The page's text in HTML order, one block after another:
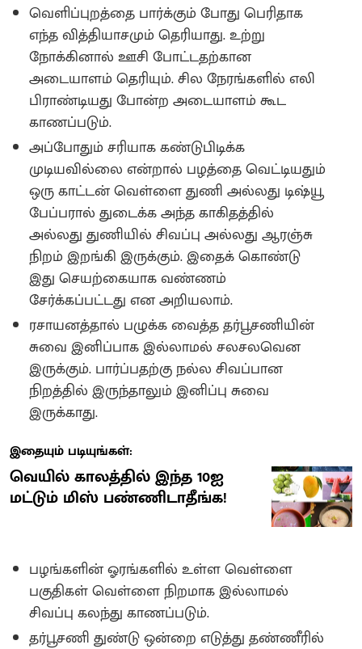
வெளிப்புறத்தை பார்க்கும் போது பெரிதாக
எந்த வித்தியாசமும் தெரியாது. உற்று
நோக்கினால் ஊசி போட்டதற்கான
அடையாளம் தெரியும். சில நேரங்களில் எலி
பிராண்டியது போன்ற அடையாளம் கூட
காணப்படும்.
அப்போதும் சரியாக கண்டுபிடிக்க
முடியவில்லை என்றால் பழத்தை வெட்டியதும்
ஒரு காட்டன் வெள்ளை துணி அல்லது டிஷ்யூ
பேப்பரால் துடைக்க அந்த காகிதத்தில்
அல்லது துணியில் சிவப்பு அல்லது ஆரஞ்சு
நிறம் இறங்கி இருக்கும். இதைக் கொண்டு
இது செயற்கையாக வண்ணம்
சேர்க்கப்பட்டது என அறியலாம்.
ரசாயனத்தால் பழுக்க வைத்த தர்பூசணியின்
சுவை இனிப்பாக இல்லாமல் சலசலவென
இருக்கும். பார்ப்பதற்கு நல்ல சிவப்பான
நிறத்தில் இருந்தாலும் இனிப்பு சுவை
இருக்காது.
இதையும் படியுங்கள்:
வெயில் காலத்தில் இந்த 10ஐ
மட்டும் மிஸ் பண்ணிடாதீங்க!
பழங்களின் ஓரங்களில் உள்ள வெள்ளை
பகுதிகள் வெள்ளை நிறமாக இல்லாமல்
சிவப்பு கலந்து காணப்படும்.
தர்பூசணி துண்டு ஒன்றை எடுத்து தண்ணீரில்